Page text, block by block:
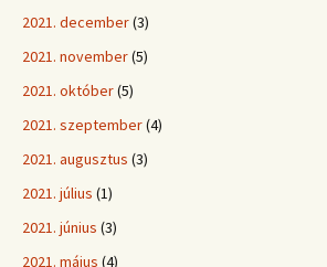
2021. december(3)
2021. november(5)
2021. október(5)
2021. szeptember(4)
2021. augusztus (3)
2021. július (1)
2021. június (3)
2021. május (4)